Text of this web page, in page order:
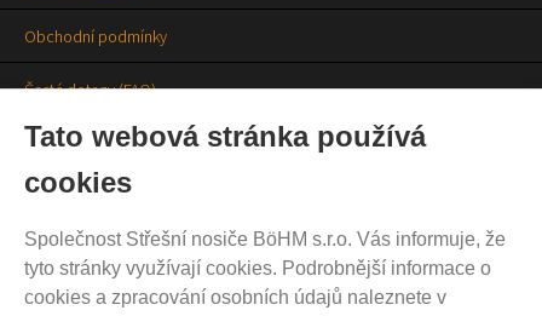
Tato webová stránka používá
cookies
Společnost Střešní nosiče BöHM s.r.o. Vás informuje, že
tyto stránky využívají cookies. Podrobnější informace o
cookies a zpracování osobních údajů naleznete v
Obchodní podmínky
Časté dotazy (FAQ)
Prodejny
Aktuality
Kontakty
Ochrana soukromí